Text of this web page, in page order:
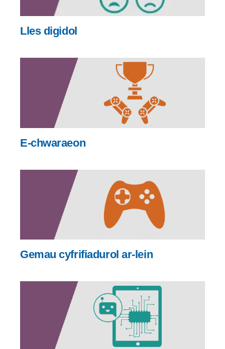
Lles digidol
E-chwaraeon
Gemau cyfrifiadurol ar-lein